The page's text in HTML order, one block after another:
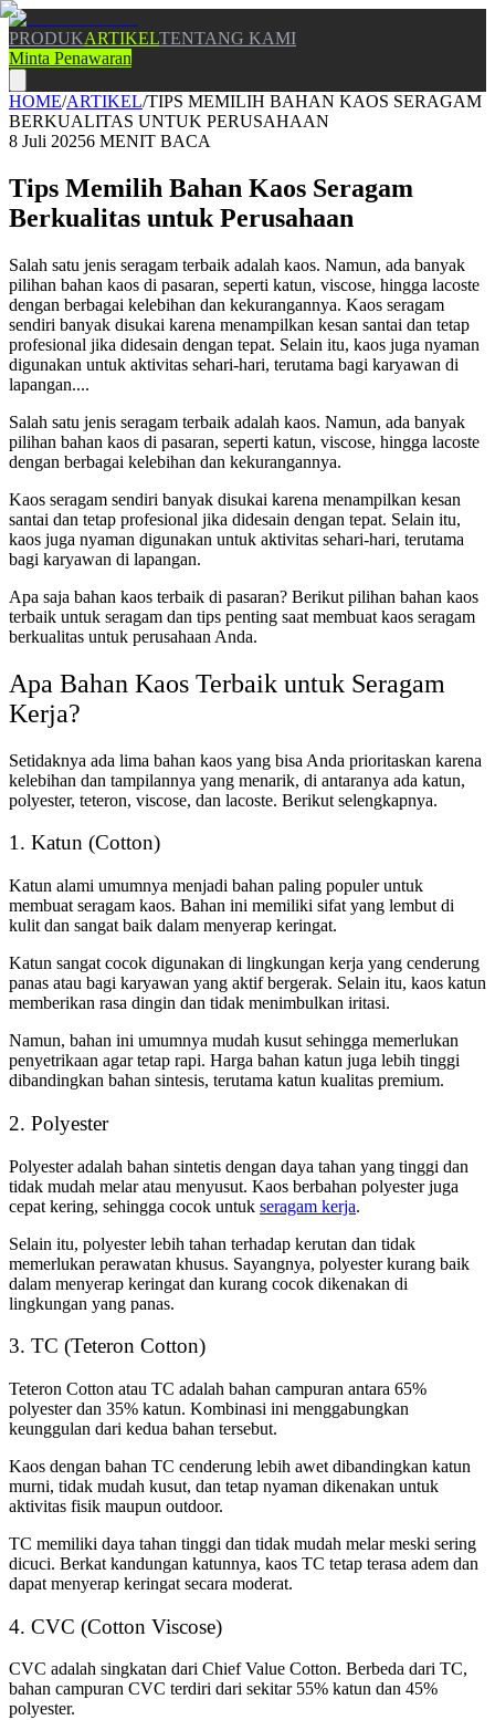
PRODUKARTIKELTENTANG KAMI
Minta Penawaran
HOME/ARTIKEL/TIPS MEMILIH BAHAN KAOS SERAGAM
BERKUALITAS UNTUK PERUSAHAAN
8 Juli 20256 MENIT BACA
Tips Memilih Bahan Kaos Seragam
Berkualitas untuk Perusahaan
Salah satu jenis seragam terbaik adalah kaos. Namun, ada banyak
pilihan bahan kaos di pasaran, seperti katun, viscose, hingga lacoste
dengan berbagai kelebihan dan kekurangannya. Kaos seragam
sendiri banyak disukai karena menampilkan kesan santai dan tetap
profesional jika didesain dengan tepat. Selain itu, kaos juga nyaman
digunakan untuk aktivitas sehari-hari, terutama bagi karyawan di
lapangan....
Salah satu jenis seragam terbaik adalah kaos. Namun, ada banyak
pilihan bahan kaos di pasaran, seperti katun, viscose, hingga lacoste
dengan berbagai kelebihan dan kekurangannya.
Kaos seragam sendiri banyak disukai karena menampilkan kesan
santai dan tetap profesional jika didesain dengan tepat. Selain itu,
kaos juga nyaman digunakan untuk aktivitas sehari-hari, terutama
bagi karyawan di lapangan.
Apa saja bahan kaos terbaik di pasaran? Berikut pilihan bahan kaos
terbaik untuk seragam dan tips penting saat membuat kaos seragam
berkualitas untuk perusahaan Anda.
Apa Bahan Kaos Terbaik untuk Seragam
Kerja?
Setidaknya ada lima bahan kaos yang bisa Anda prioritaskan karena
kelebihan dan tampilannya yang menarik, di antaranya ada katun,
polyester, teteron, viscose, dan lacoste. Berikut selengkapnya.
1. Katun (Cotton)
Katun alami umumnya menjadi bahan paling populer untuk
membuat seragam kaos. Bahan ini memiliki sifat yang lembut di
kulit dan sangat baik dalam menyerap keringat.
Katun sangat cocok digunakan di lingkungan kerja yang cenderung
panas atau bagi karyawan yang aktif bergerak. Selain itu, kaos katun
memberikan rasa dingin dan tidak menimbulkan iritasi.
Namun, bahan ini umumnya mudah kusut sehingga memerlukan
penyetrikaan agar tetap rapi. Harga bahan katun juga lebih tinggi
dibandingkan bahan sintesis, terutama katun kualitas premium.
2. Polyester
Polyester adalah bahan sintetis dengan daya tahan yang tinggi dan
tidak mudah melar atau menyusut. Kaos berbahan polyester juga
cepat kering, sehingga cocok untuk seragam kerja.
Selain itu, polyester lebih tahan terhadap kerutan dan tidak
memerlukan perawatan khusus. Sayangnya, polyester kurang baik
dalam menyerap keringat dan kurang cocok dikenakan di
lingkungan yang panas.
3. TC (Teteron Cotton)
Teteron Cotton atau TC adalah bahan campuran antara 65%
polyester dan 35% katun. Kombinasi ini menggabungkan
keunggulan dari kedua bahan tersebut.
Kaos dengan bahan TC cenderung lebih awet dibandingkan katun
murni, tidak mudah kusut, dan tetap nyaman dikenakan untuk
aktivitas fisik maupun outdoor.
TC memiliki daya tahan tinggi dan tidak mudah melar meski sering
dicuci. Berkat kandungan katunnya, kaos TC tetap terasa adem dan
dapat menyerap keringat secara moderat.
4. CVC (Cotton Viscose)
CVC adalah singkatan dari Chief Value Cotton. Berbeda dari TC,
bahan campuran CVC terdiri dari sekitar 55% katun dan 45%
polyester.